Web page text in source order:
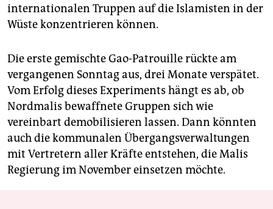
internationalen Truppen auf die Islamisten in der
Wüste konzentrieren können.
Die erste gemischte Gao-Patrouille rückte am
vergangenen Sonntag aus, drei Monate verspätet.
Vom Erfolg dieses Experiments hängt es ab, ob
Nordmalis bewaffnete Gruppen sich wie
vereinbart demobilisieren lassen. Dann könnten
auch die kommunalen Übergangsverwaltungen
mit Vertretern aller Kräfte entstehen, die Malis
Regierung im November einsetzen möchte.